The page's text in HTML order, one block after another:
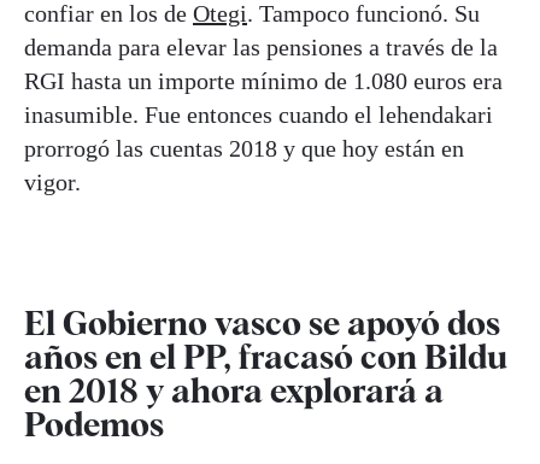
confiar en los de Otegi. Tampoco funcionó. Su
demanda para elevar las pensiones a través de la
RGI hasta un importe mínimo de 1.080 euros era
inasumible. Fue entonces cuando el lehendakari
prorrogó las cuentas 2018 y que hoy están en
vigor.
El Gobierno vasco se apoyó dos
años en el PP, fracasó con Bildu
en 2018 y ahora explorará a
Podemos